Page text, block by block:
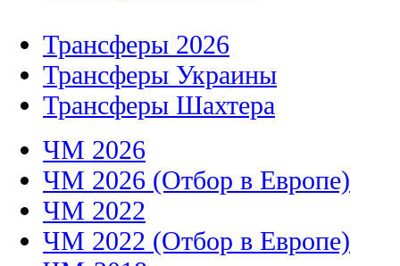
Трансферы 2026
Трансферы Украины
Трансферы Шахтера
ЧМ 2026
ЧМ 2026 (Отбор в Европе)
ЧМ 2022
ЧМ 2022 (Отбор в Европе)